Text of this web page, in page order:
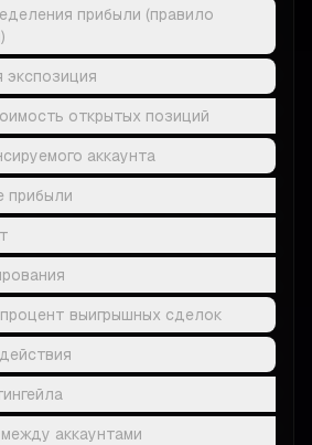
прибыли (правило
экспозиция
открытых позиций
аккаунта
прибыли
выигрышных сделок
аккаунтами